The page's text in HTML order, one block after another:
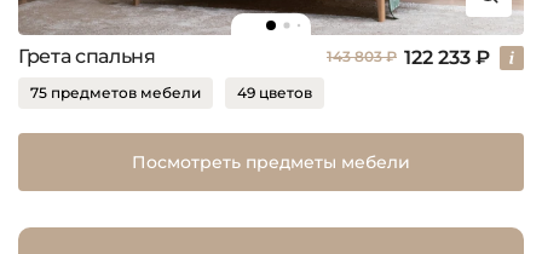
Грета спальня 143 803 ₽ 122 233 ₽
75 предметов мебели 49 цветов
Посмотреть предметы мебели